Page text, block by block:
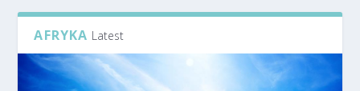
AFRYKA Latest